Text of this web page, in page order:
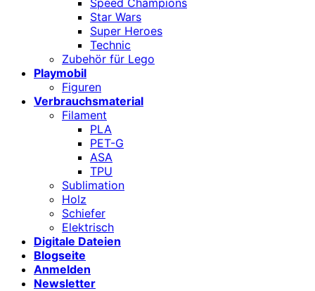
Speed Champions
Star Wars
Super Heroes
Technic
Zubehör für Lego
Playmobil
Figuren
Verbrauchsmaterial
Filament
PLA
PET-G
ASA
TPU
Sublimation
Holz
Schiefer
Elektrisch
Digitale Dateien
Blogseite
Anmelden
Newsletter